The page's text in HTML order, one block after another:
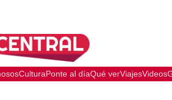
CulturaPonte al díaQué verViajesVideos